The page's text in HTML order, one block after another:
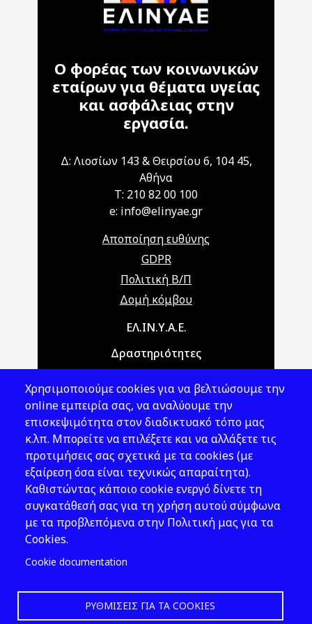
Ο φορέας των κοινωνικών
εταίρων για θέματα υγείας
και ασφάλειας στην
εργασία.
Δ: Λιοσίων 143 & Θειρσίου 6, 104 45,
Αθήνα
T: 210 82 00 100
e: info@elinyae.gr
Αποποίηση ευθύνης
GDPR
Πολιτική Β/Π
Δομή κόμβου
Main navigationΕΛ.ΙΝ.Υ.Α.Ε.
Δραστηριότητες
Νομοθεσία
Εκδόσεις
Νέα - Εκδηλώσεις
Ακολουθήστε μας
Χρησιμοποιούμε cookies για να βελτιώσουμε την
online εμπειρία σας, να αναλύουμε την
επισκεψιμότητα στον διαδικτυακό τόπο μας
κ.λπ. Μπορείτε να επιλέξετε και να αλλάξετε τις
προτιμήσεις σας σχετικά με τα cookies (με
εξαίρεση όσα είναι τεχνικώς απαραίτητα).
Καθιστώντας κάποιο cookie ενεργό δίνετε τη
συγκατάθεσή σας για τη χρήση αυτού σύμφωνα
με τα προβλεπόμενα στην Πολιτική μας για τα
Cookies.
Cookie documentation
ΡΥΘΜΊΣΕΙΣ ΓΙΑ ΤΑ COOKIES